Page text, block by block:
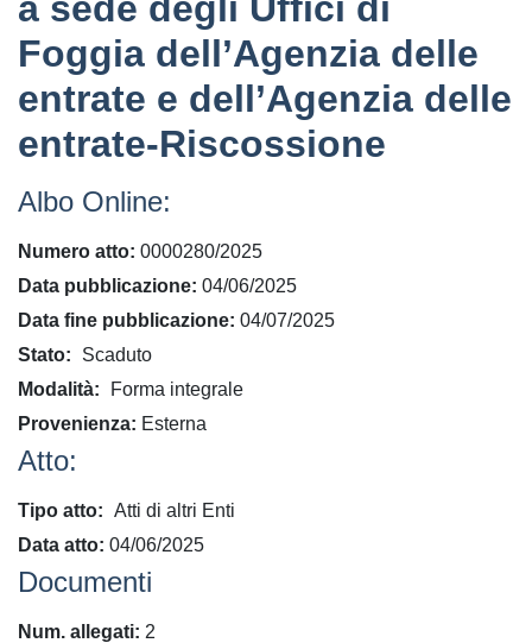
Foggia dell’Agenzia delle
entrate e dell’Agenzia delle
entrate-Riscossione
Albo Online:
Numero atto 0000280/2025
Data pubblicazione 04/06/2025
Data fine pubblicazione 04/07/2025
Stato
Scaduto
Modalità
Forma integrale
Provenienza
Esterna
Atto:
Tipo atto
Atti di altri Enti
Data atto 04/06/2025
Documenti
Num. allegati 2